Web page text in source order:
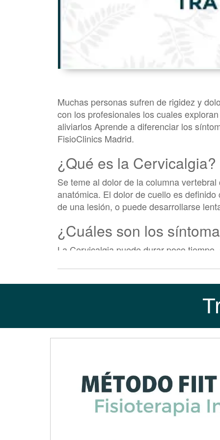
Muchas personas sufren de rigidez y
con los profesionales los cuales
aliviarlos Aprende a diferenciar los
FisioClinics Madrid.
¿Qué es la Cervicalgia?
Se teme al dolor de la columna
anatómica. El dolor de cuello es
de una lesión, o puede desarrollarse
¿Cuáles son los
La Cervicalgia puede durar poco
Debilidad o disminución de fuerza
Dolor agudo o punzante en un punto
Dolor o ternura en un área general.
Dolor que se irradia hacia los
Hormigueo, entumecimiento o
Problemas para agarrar o levantar
Problemas con la marcha, el
Pérdida de la vejiga o del control